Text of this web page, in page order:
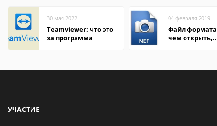
30 мая 2022
Teamviewer: что это
за программа
04 февраля 2019
Файл формата
чем открыть,
УЧАСТИЕ